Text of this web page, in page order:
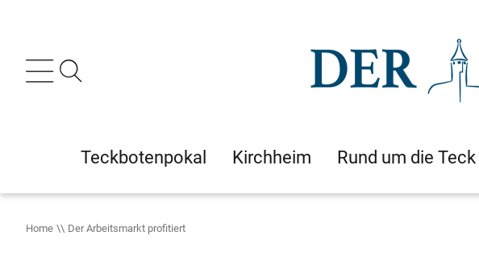
Teckbotenpokal Kirchheim Rund um die Teck
Home Der Arbeitsmarkt profitiert